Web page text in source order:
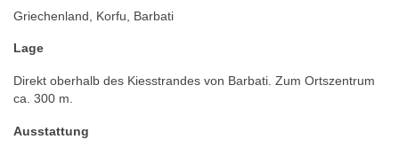
Griechenland, Korfu, Barbati
Lage
Direkt oberhalb des Kiesstrandes von Barbati. Zum Ortszentrum
ca. 300 m.
Ausstattung